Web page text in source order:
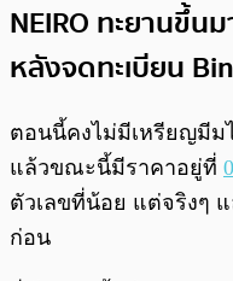
NEIRO ทะยานขึ้น
หลังจดทะเบียน
ตอนนี้คงไม่มีเหรียญมีม
แล้วขณะนี้มีราคาอยู่ที่
ตัวเลขที่น้อย แต่จริงๆ
ก่อน